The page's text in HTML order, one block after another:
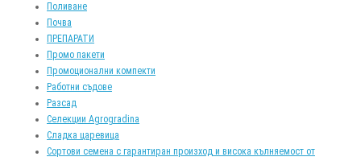
Поливане
Почва
ПРЕПАРАТИ
Промо пакети
Промоционални компекти
Работни съдове
Разсад
Селекции Agrogradina
Сладка царевица
Сортови семена с гарантиран произход и висока кълняемост от